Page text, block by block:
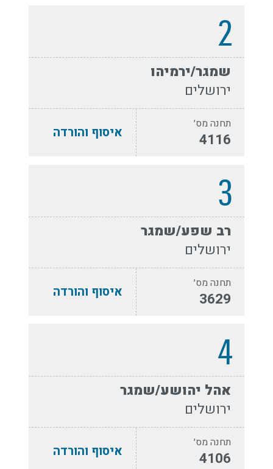
2
שמגר/ירמיהו
ירושלים
תחנה מס׳
4116 איסוף והורדה
3
רב שפע/שמגר
ירושלים
תחנה מס׳
3629 איסוף והורדה
4
אהל יהושע/שמגר
ירושלים
תחנה מס׳
4106 איסוף והורדה